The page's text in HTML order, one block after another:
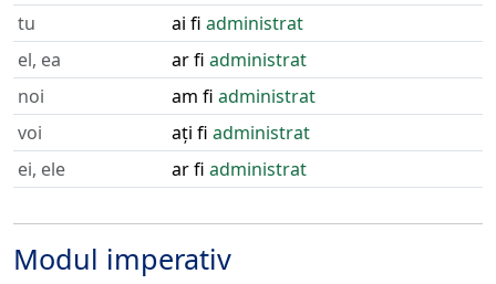
tu
ai fi administrat
el, ea
ar fi administrat
noi
am fi administrat
voi
ați fi administrat
ei, ele
ar fi administrat
Modul imperativ